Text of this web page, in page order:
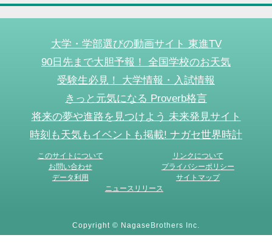
大学・学部選びの動画サイト 東進TV
90日先まで大胆予報！ 全国学校のお天気
受験生必見！ 大学情報・入試情報
きっと元気になる Proverb格言
将来の夢や進路を見つけよう 未来発見サイト
時刻も天気もイベントも掲載! ナガセ世界時計
このサイトについて
リンクについて
お問い合わせ
プライバシーポリシー
データ利用
サイトマップ
ニュースリリース
Copyright © NagaseBrothers Inc.